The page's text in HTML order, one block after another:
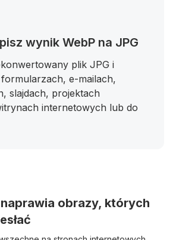
wynik WebP na JPG
plik JPG i
e-mailach,
slajdach, projektach
internetowych lub do
naprawia obrazy, których